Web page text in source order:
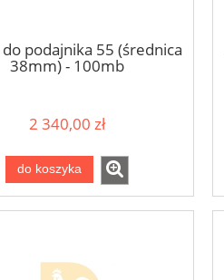
do podajnika 55 (średnica
38mm) - 100mb
2 340,00 zł
do koszyka